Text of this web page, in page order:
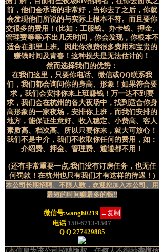
前，他们会承诺的非常好，当你去了之后，你就
会发现他们所说的与实际上根本不符。而且要你
交很多的费用！(比如：工服钱、办卡钱、押金、
管理费等等)不出几天时间，你会发现，你根本不
适合在那里上班。因此你浪费很多费用和宝贵的
赚钱时间及青春！这种损失是无法估计的！
然而选择我们的优势：
在我们这里，只要你电话、微信或QQ联系我
们，我们都会询问你的身高、形象！如果符合要
求，我们会安排你来上班赚钱！万一达不到要
求，我们会在杭州的各大夜场中，找到适合你身
高形象的一家夜场，安排你上班，而我们安排的
地方，能保证生意好、收入稳定、小费高、客人
素质高、档次高。所以只要你来，就大可放心！
我们不是中介，我们不收取你任何的费用，如：
介绍费、押金、管理费、通通都不用！
(还有非常重要一点,我们没有订房任务，也无任
何罚款！在杭州也只有我们才有这样的待遇！)
本公司长期招聘、不限人数，欢迎您加入本公司、用
最短的时间赚最多的钱!!
微信号:wangh0219 ←复制
电话 150-6713-1507
Q Q 277429885